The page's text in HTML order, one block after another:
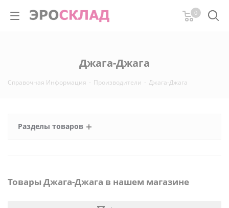
0
Джага-Джага
Справочная Информация - Производители - Джага-Джага
Разделы товаров
Товары Джага-Джага в нашем магазине